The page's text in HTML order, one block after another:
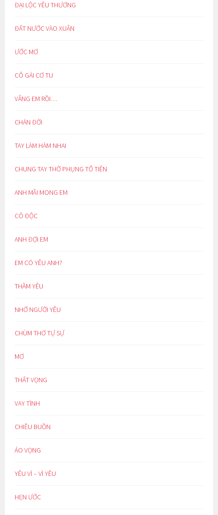
ĐẠI LỘC YÊU THƯƠNG
ĐẤT NƯỚC VÀO XUÂN
ƯỚC MƠ
CÔ GÁI CƠ TU
VẮNG EM RỒI…
CHÁN ĐỜI
TAY LÀM HÀM NHAI
CHUNG TAY THỜ PHỤNG TỔ TIÊN
ANH MÃI MONG EM
CÔ ĐỘC
ANH ĐỢI EM
EM CÓ YÊU ANH?
THẦM YÊU
NHỚ NGƯỜI YÊU
CHÙM THƠ TỰ SỰ
MƠ
THẤT VỌNG
VAY TÌNH
CHIỀU BUỒN
ẢO VỌNG
YÊU VÌ – VÌ YÊU
HẸN ƯỚC